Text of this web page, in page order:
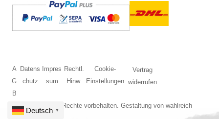
© 2026 Alle Rechte vorbehalten. Gestaltung von wahlreich
A
G
B
Datens
chutz
Impres
sum
Rechtl.
Hinw.
Cookie-
Einstellungen
Vertrag
widerrufen
Deutsch ▼